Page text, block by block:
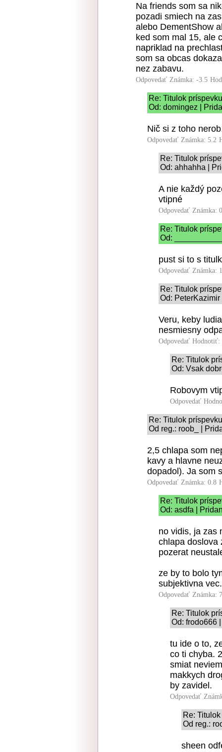
Na friends som sa
pozadi smiech na
alebo DementShow
ked som mal 15, ale
napriklad na
som sa obcas
nez zabavu.
Odpovedať Známka: -3.5
Re: Titulok
Od: domingez |
Nič si z toho
Odpovedať Známka: 5.2
Re: Titulok
Od: ahhahha |
A nie každý
vtipné
Odpovedať Známka:
Re: Titulok
Od:
pust si to s
Odpovedať Známka:
Re: Titulok
Od:
Veru, keby
nesmiesny
Odpovedať Hodnotiť:
Re: Titulok
Od: Vsak
Robovym
Odpovedať
Re: Titulok
Od reg.: roob_ |
2,5 chlapa som
kavy a hlavne
dopadol). Ja som
Odpovedať Známka: 0.8
Re: Titulok
Od: asdfa |
no vidis, ja zas
chlapa doslova
pozerat
ze by to bolo
subjektivna
Odpovedať Známka:
Re: Titulok
Od: frodo666
tu ide o to,
co ti chyba.
smiat
makkych
by zavidel.
Odpovedať
Re:
Od reg.:
sheen